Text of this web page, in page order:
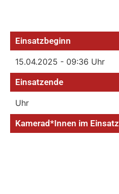
Einsatzbeginn
15.04.2025 - 09:36 Uhr
Einsatzende
Uhr
Kamerad*Innen im Einsatz